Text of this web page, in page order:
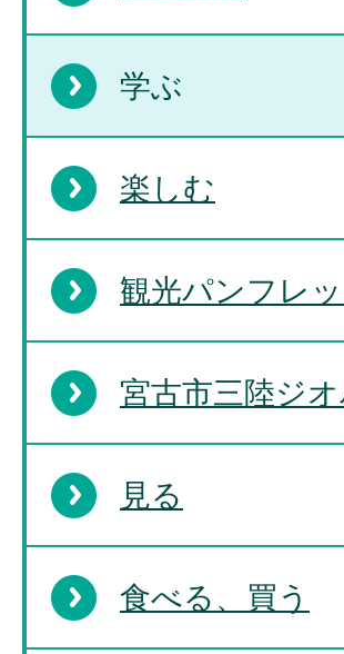
学ぶ
楽しむ
観光パンフレッ
宮古市三陸ジ
見る
食べる、買う